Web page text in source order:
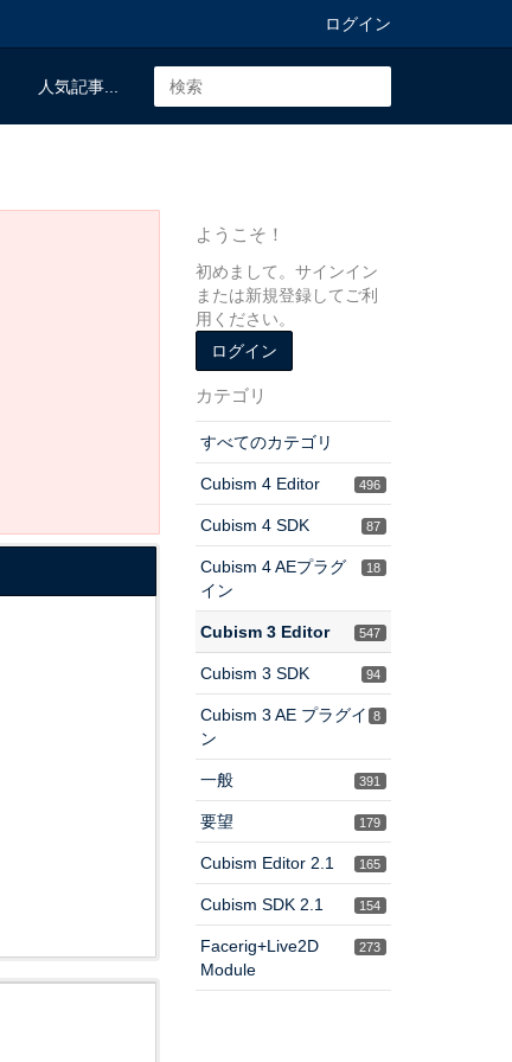
ログイン
人気記事...
ようこそ！
初めまして。サインイン
または新規登録してご利
用ください。
ログイン
カテゴリ
すべてのカテゴリ
496
Cubism 4 Editor
87
Cubism 4 SDK
18
Cubism 4 AEプラグ
イン
547
Cubism 3 Editor
94
Cubism 3 SDK
8
Cubism 3 AE プラグイ
ン
391
一般
179
要望
165
Cubism Editor 2.1
154
Cubism SDK 2.1
273
Facerig+Live2D
Module